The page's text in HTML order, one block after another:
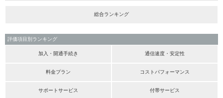
総合ランキング
評価項目別ランキング
加入・開通手続き 通信速度・安定性
料金プラン コストパフォーマンス
サポートサービス 付帯サービス